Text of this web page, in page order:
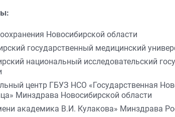
Новосибирской области
государственный медицинский
национальный исследовательский
центр ГБУЗ НСО «Государственная
Минздрава Новосибирской области
академика В.И. Кулакова» Минздрава